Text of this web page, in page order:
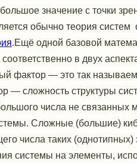
значение с точки
обычно теория
.Ещё одной базовой
в двух
фактор — это так
— сложность структуры
числа не
Сложные (большие)
числа таких (однотипных)
системы на элементы,